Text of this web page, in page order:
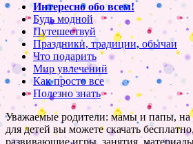
Интересно обо всем!
Будь модной
Путешествуй
Праздники, традиции, обычаи
Что подарить
Мир увлечений
Как просто все
Полезно знать
Уважаемые родители: мамы и папы, на
для детей вы можете скачать